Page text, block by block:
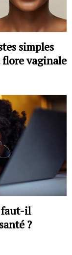
simples
vaginale
faut-il
?